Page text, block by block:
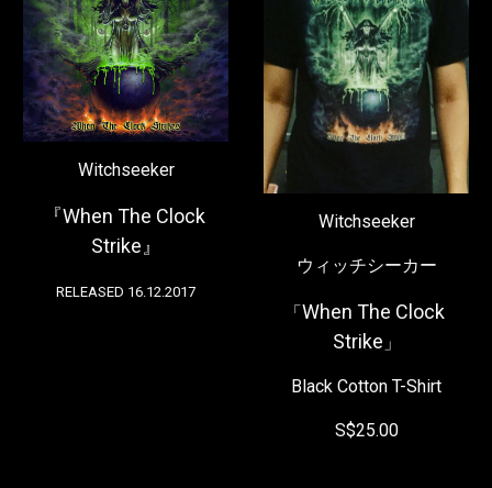
Witchseeker
『When The Clock
Strike』
RELEASED 16.12.2017
Witchseeker
ウィッチシーカー
「When The Clock
Strike 」
Black Cotton T-Shirt
S$25.00